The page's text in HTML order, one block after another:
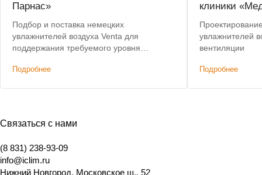
Парнас»
Подбор и поставка немецких
увлажнителей воздуха Venta для
поддержания требуемого уровня
государственного музея. Предоставлена
Подробнее
клиники
увлажнителей
вентиляции
Подробнее
Связаться с нами
(8 831) 238-93-09
info@iclim.ru
Нижний Новгород, Московское ш., 52